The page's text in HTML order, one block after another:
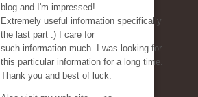
blog and I'm impressed!
Extremely useful information specifically
the last part :) I care for
such information much. I was looking for
this particular information for a long time.
Thank you and best of luck.